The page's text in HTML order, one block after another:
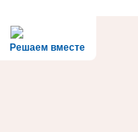
Решаем вместе